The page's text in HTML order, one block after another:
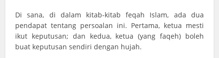
Di sana, di dalam kitab-kitab feqah Islam, ada dua
pendapat tentang persoalan ini. Pertama, ketua mesti
ikut keputusan; dan kedua, ketua (yang faqeh) boleh
buat keputusan sendiri dengan hujah.